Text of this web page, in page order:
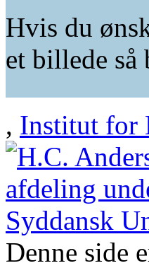
Hvis du
et billede så
, Institut for
Denne side